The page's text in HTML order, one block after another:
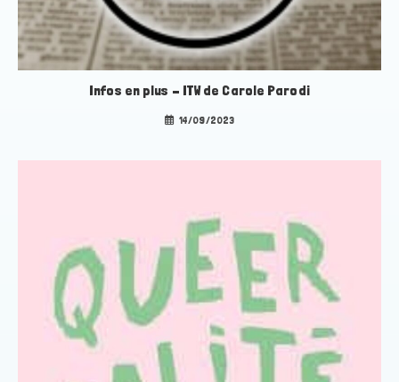
Infos en plus – ITW de Carole Parodi
14/09/2023